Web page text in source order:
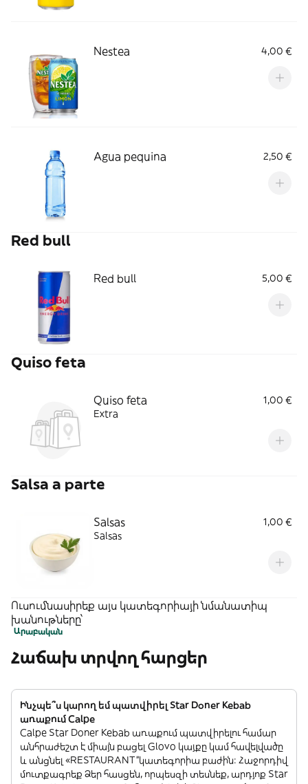
Nestea 4,00 €
Agua pequina 2,50 €
Red bull
Red bull 5,00 €
Quiso feta
Quiso feta
1,00 €
Extra
Salsa a parte
Salsas
1,00 €
Salsas
Ուսումնասիրեք այս կատեգորիայի նմանատիպ
խանութները՝
Արաբական
Հաճախ տրվող հարցեր
Ինչպե՞ս կարող եմ պատվիրել Star Doner Kebab
առաքում Calpe
Calpe Star Doner Kebab առաքում պատվիրելու համար
անհրաժեշտ է միայն բացել Glovo կայքը կամ հավելվածը
և անցնել «RESTAURANT”կատեգորիա բաժին: Հաջորդիվ
մուտքագրեք Ձեր հասցեն, որպեսզի տեսնեք, արդյոք Star